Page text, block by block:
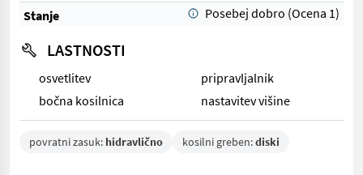
Stanje
Posebej dobro (Ocena 1)
LASTNOSTI
osvetlitev
pripravljalnik
bočna kosilnica
nastavitev višine
povratni zasuk: hidravlično kosilni greben:diski